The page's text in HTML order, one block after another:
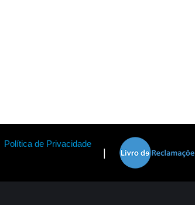
Política de Privacidade
|